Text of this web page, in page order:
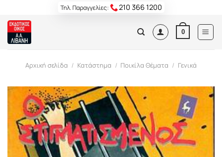
content
Τηλ. Παραγγελίες: 210 366 1200
0
Αρχική σελίδα / Κατάστημα / Ποικίλα Θέματα / Γενικά